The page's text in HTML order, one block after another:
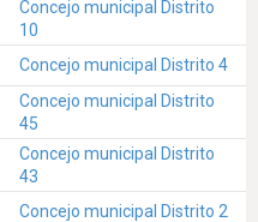
Concejo municipal Distrito
10
Concejo municipal Distrito 4
Concejo municipal Distrito
45
Concejo municipal Distrito
43
Concejo municipal Distrito 2